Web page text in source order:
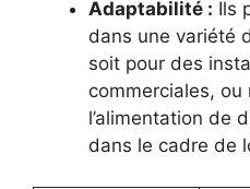
Adaptabilité : Ils
dans une variété
soit pour des
commerciales, ou
l’alimentation de
dans le cadre de